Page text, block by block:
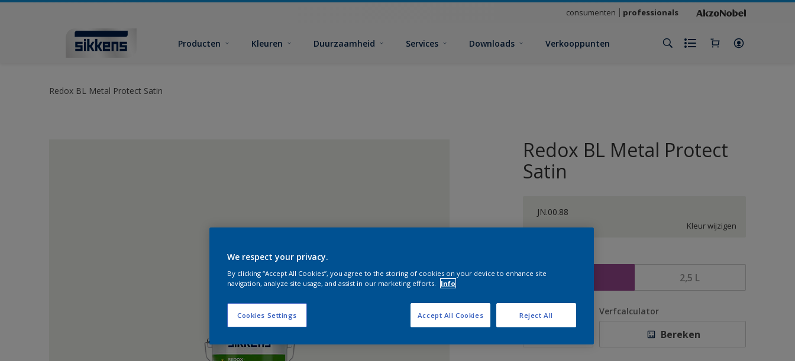
consumenten professionals
Producten Kleuren Duurzaamheid Services Downloads Verkooppunten
Redox BL Metal Protect Satin
Redox BL Metal Protect
Satin
JN.00.88
Kleur wijzigen
2,5 L
Aantal Verfcalculator
Bereken
We respect your privacy.
By clicking “Accept All Cookies”, you agree to the storing of cookies on your device to enhance site
navigation, analyze site usage, and assist in our marketing efforts.
Info
Cookies Settings Reject All
Accept All Cookies